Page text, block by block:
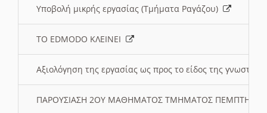
Υποβολή μικρής εργασίας (Τμήματα Ραγάζου)
ΤΟ EDMODO ΚΛΕΙΝΕΙ
Αξιολόγηση της εργασίας ως προς το είδος της
ΠΑΡΟΥΣΙΑΣΗ 2ΟΥ ΜΑΘΗΜΑΤΟΣ ΤΜΗΜΑΤΟΣ